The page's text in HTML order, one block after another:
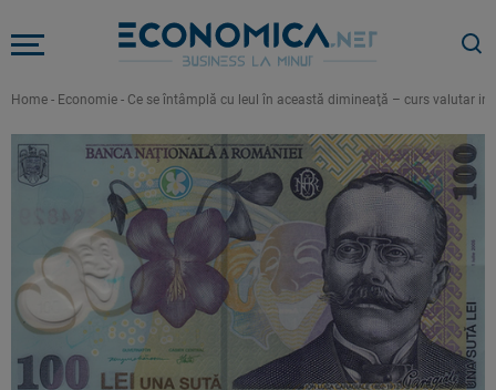
Home - Economie - Ce se întâmplă cu leul în această dimineaţă – curs valutar